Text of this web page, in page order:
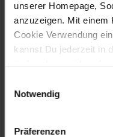
unserer Homepage,
anzuzeigen. Mit einem
Cookie Verwendung
kannst Du jederzeit in
ändern bzw.
Notwendig
Präferenzen
Varianten-Farbe:
Artikelnummer:
EAN: 4002541488565
Artikel gehört zur